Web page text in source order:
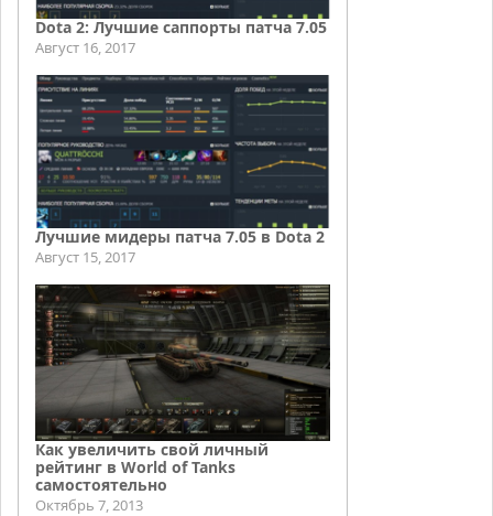
Dota 2: Лучшие саппорты патча 7.05
Август 16, 2017
Лучшие мидеры патча 7.05 в Dota 2
Август 15, 2017
Как увеличить свой личный
рейтинг в World of Tanks
самостоятельно
Октябрь 7, 2013